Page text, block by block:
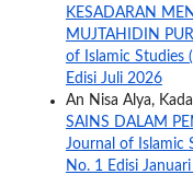
KESADARAN
MUJTAHIDIN
of Islamic Studies
Edisi Juli 2026
An Nisa Alya,
SAINS DALAM
Journal of Islamic
No. 1 Edisi